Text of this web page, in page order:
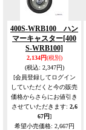
400S-WRB100 ハン
マーキャスター[400
S-WRB100]
2,134円(税別)
(税込: 2,347円)
[会員登録してログイン
していただくと今の販売
価格からさらにお値引き
させていただきます: 2,6
67円]
希望小売価格: 2,667円